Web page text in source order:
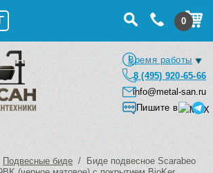
0
Время работы
8 (495) 920-65-66
info@metal-san.ru
Пишите в
Подвесные биде / Биде подвесное Scarabeo